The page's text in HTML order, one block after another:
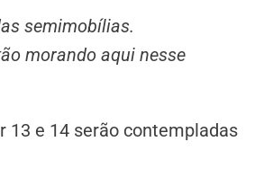
semimobílias.
morando aqui nesse
13 e 14 serão contempladas